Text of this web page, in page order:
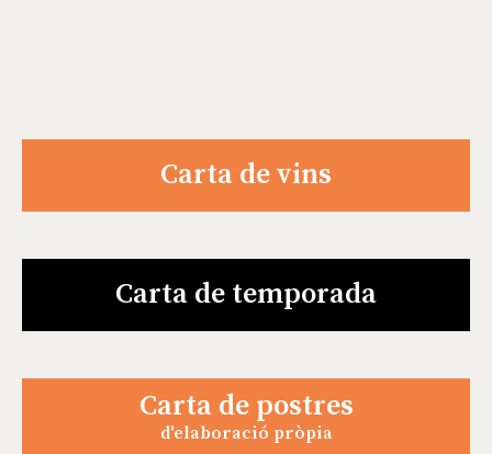
Carta de vins
Carta de temporada
Carta de postres
d'elaboració pròpia